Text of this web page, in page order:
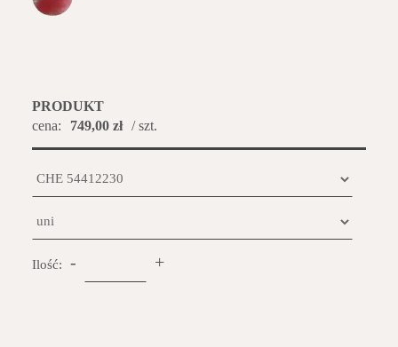
PRODUKT
cena:
749,00 zł / szt.
Ilość: - +